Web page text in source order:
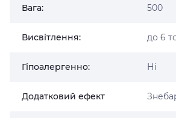
Вага: 500
Висвітлення: до 6
Гіпоалергенно: Ні
Додатковий ефект